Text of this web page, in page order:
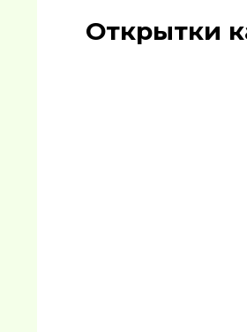
Открытки